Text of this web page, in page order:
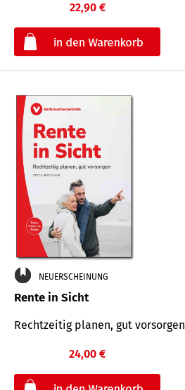
22,90 €
NEUERSCHEINUNG
Rente in Sicht
Rechtzeitig planen, gut vorsorgen
24,00 €